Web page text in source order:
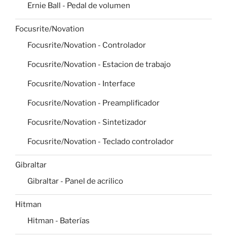
Ernie Ball - Pedal de volumen
Focusrite/Novation
Focusrite/Novation - Controlador
Focusrite/Novation - Estacion de trabajo
Focusrite/Novation - Interface
Focusrite/Novation - Preamplificador
Focusrite/Novation - Sintetizador
Focusrite/Novation - Teclado controlador
Gibraltar
Gibraltar - Panel de acrilico
Hitman
Hitman - Baterías